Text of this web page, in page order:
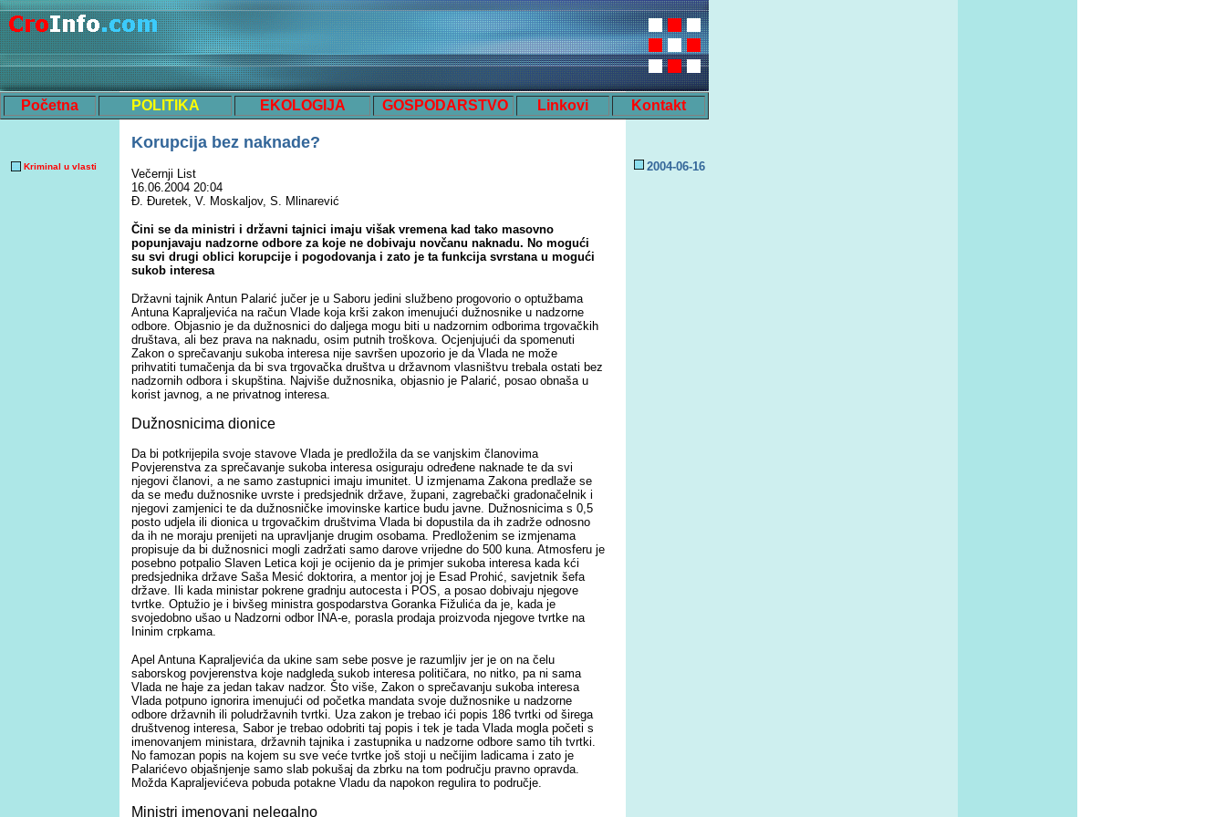
Početna POLITIKA EKOLOGIJA GOSPODARSTVO Linkovi Kontakt
Kriminal u vlasti
Korupcija bez naknade?
Večernji List
16.06.2004 20:04
Đ. Đuretek, V. Moskaljov, S. Mlinarević
Čini se da ministri i državni tajnici imaju višak vremena kad tako masovno
popunjavaju nadzorne odbore za koje ne dobivaju novčanu naknadu. No mogući
su svi drugi oblici korupcije i pogodovanja i zato je ta funkcija svrstana u mogući
sukob interesa
Državni tajnik Antun Palarić jučer je u Saboru jedini službeno progovorio o optužbama
Antuna Kapraljevića na račun Vlade koja krši zakon imenujući dužnosnike u nadzorne
odbore. Objasnio je da dužnosnici do daljega mogu biti u nadzornim odborima trgovačkih
društava, ali bez prava na naknadu, osim putnih troškova. Ocjenjujući da spomenuti
Zakon o sprečavanju sukoba interesa nije savršen upozorio je da Vlada ne može
prihvatiti tumačenja da bi sva trgovačka društva u državnom vlasništvu trebala ostati bez
nadzornih odbora i skupština. Najviše dužnosnika, objasnio je Palarić, posao obnaša u
korist javnog, a ne privatnog interesa.
Dužnosnicima dionice
Da bi potkrijepila svoje stavove Vlada je predložila da se vanjskim članovima
Povjerenstva za sprečavanje sukoba interesa osiguraju određene naknade te da svi
njegovi članovi, a ne samo zastupnici imaju imunitet. U izmjenama Zakona predlaže se
da se među dužnosnike uvrste i predsjednik države, župani, zagrebački gradonačelnik i
njegovi zamjenici te da dužnosničke imovinske kartice budu javne. Dužnosnicima s 0,5
posto udjela ili dionica u trgovačkim društvima Vlada bi dopustila da ih zadrže odnosno
da ih ne moraju prenijeti na upravljanje drugim osobama. Predloženim se izmjenama
propisuje da bi dužnosnici mogli zadržati samo darove vrijedne do 500 kuna. Atmosferu je
posebno potpalio Slaven Letica koji je ocijenio da je primjer sukoba interesa kada kći
predsjednika države Saša Mesić doktorira, a mentor joj je Esad Prohić, savjetnik šefa
države. Ili kada ministar pokrene gradnju autocesta i POS, a posao dobivaju njegove
tvrtke. Optužio je i bivšeg ministra gospodarstva Goranka Fižulića da je, kada je
svojedobno ušao u Nadzorni odbor INA-e, porasla prodaja proizvoda njegove tvrtke na
Ininim crpkama.
Apel Antuna Kapraljevića da ukine sam sebe posve je razumljiv jer je on na čelu
saborskog povjerenstva koje nadgleda sukob interesa političara, no nitko, pa ni sama
Vlada ne haje za jedan takav nadzor. Što više, Zakon o sprečavanju sukoba interesa
Vlada potpuno ignorira imenujući od početka mandata svoje dužnosnike u nadzorne
odbore državnih ili poludržavnih tvrtki. Uza zakon je trebao ići popis 186 tvrtki od širega
društvenog interesa, Sabor je trebao odobriti taj popis i tek je tada Vlada mogla početi s
imenovanjem ministara, državnih tajnika i zastupnika u nadzorne odbore samo tih tvrtki.
No famozan popis na kojem su sve veće tvrtke još stoji u nečijim ladicama i zato je
Palarićevo objašnjenje samo slab pokušaj da zbrku na tom području pravno opravda.
Možda Kapraljevićeva pobuda potakne Vladu da napokon regulira to područje.
Ministri imenovani nelegalno
2004-06-16